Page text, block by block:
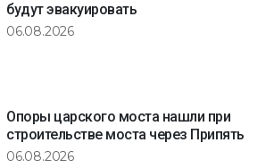
будут эвакуировать
06.08.2026
Опоры царского моста нашли при
строительстве моста через Припять
06.08.2026